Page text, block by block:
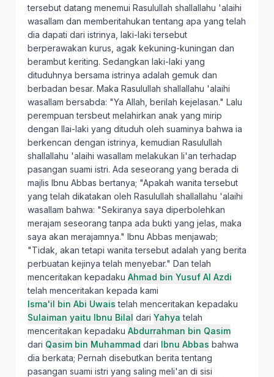
tersebut datang menemui Rasulullah shallallahu 'alaihi
wasallam dan memberitahukan tentang apa yang telah
dia dapati dari istrinya, laki-laki tersebut
berperawakan kurus, agak kekuning-kuningan dan
berambut keriting. Sedangkan laki-laki yang
dituduhnya bersama istrinya adalah gemuk dan
berbadan besar. Maka Rasulullah shallallahu 'alaihi
wasallam bersabda: "Ya Allah, berilah kejelasan." Lalu
perempuan tersbeut melahirkan anak yang mirip
dengan llai-laki yang dituduh oleh suaminya bahwa ia
berkencan dengan istrinya, kemudian Rasulullah
shallallahu 'alaihi wasallam melakukan li'an terhadap
pasangan suami istri. Ada seseorang yang berada di
majlis Ibnu Abbas bertanya; "Apakah wanita tersebut
yang telah dikatakan oleh Rasulullah shallallahu 'alaihi
wasallam bahwa: "Sekiranya saya diperbolehkan
merajam seseorang tanpa ada bukti yang jelas, maka
saya akan merajamnya." Ibnu Abbas menjawab;
"Tidak, akan tetapi wanita tersebut adalah yang berita
perbuatan kejinya telah menyebar." Dan telah
menceritakan kepadaku Ahmad bin Yusuf Al Azdi
telah menceritakan kepada kami
Isma'il bin Abi Uwais telah menceritakan kepadaku
Sulaiman yaitu Ibnu Bilal dari Yahya telah
menceritakan kepadaku Abdurrahman bin Qasim
dari Qasim bin Muhammad dari Ibnu Abbas bahwa
dia berkata; Pernah disebutkan berita tentang
pasangan suami istri yang saling meli'an di sisi